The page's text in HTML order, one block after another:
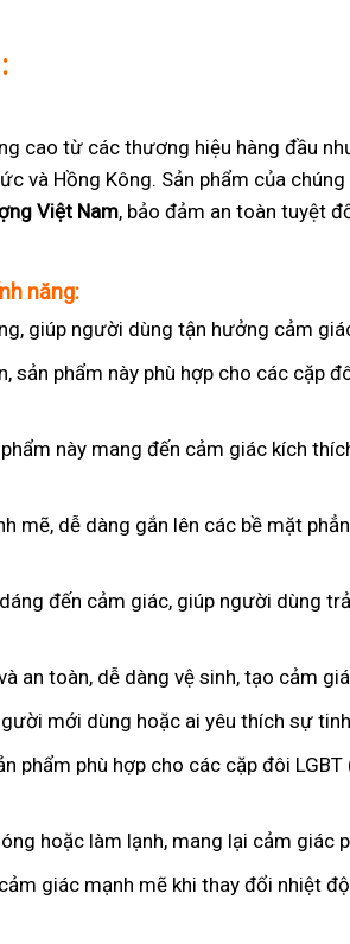
cao từ các thương hiệu hàng đầu
và Hồng Kông. Sản phẩm của
Việt Nam, bảo đảm an toàn tuyệt
năng:
giúp người dùng tận hưởng cảm
sản phẩm này phù hợp cho các cặp
này mang đến cảm giác kích
mẽ, dễ dàng gắn lên các bề mặt
đến cảm giác, giúp người dùng
an toàn, dễ dàng vệ sinh, tạo cảm
mới dùng hoặc ai yêu thích sự
phẩm phù hợp cho các cặp đôi
hoặc làm lạnh, mang lại cảm giác
giác mạnh mẽ khi thay đổi nhiệt